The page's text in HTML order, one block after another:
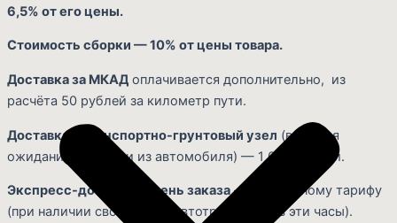
6,5% от его цены.
Стоимость сборки — 10% от цены товара.
Доставка за МКАД оплачивается дополнительно, из
расчёта 50 рублей за километр пути.
Доставка в транспортно-грунтовый узел (включая
ожидание выгрузки из автомобиля) — 1 000 рублей.
Экспресс-доставка в день заказа— по двойному тарифу
(при наличии свободного автотранспорта в эти часы).